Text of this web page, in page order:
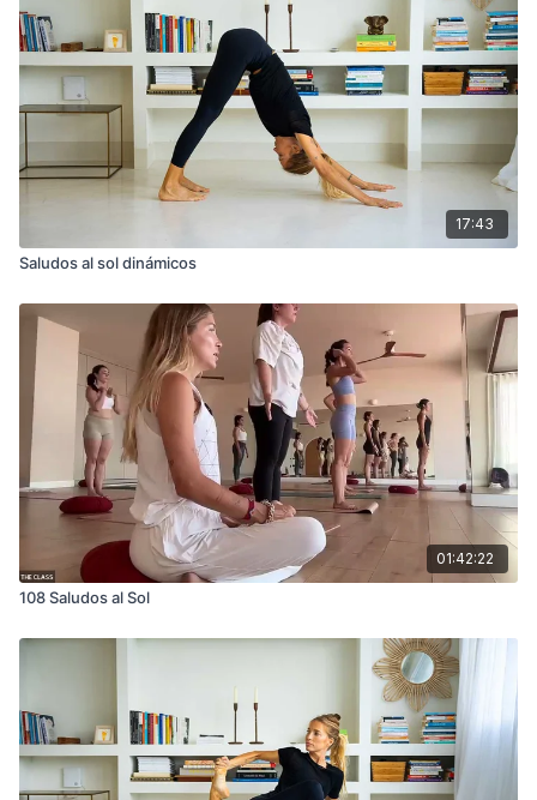
17:43
Saludos al sol dinámicos
01:42:22
108 Saludos al Sol